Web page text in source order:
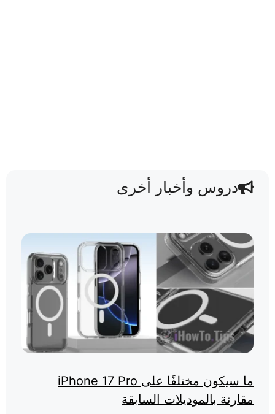
دروس وأخبار أخرى
ما سيكون مختلفًا على iPhone 17 Pro
مقارنة بالموديلات السابقة